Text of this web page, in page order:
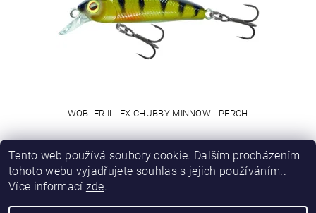
WOBLER ILLEX CHUBBY MINNOW - PERCH
293 Kč
Tento web používá soubory cookie. Dalším procházením
tohoto webu vyjadřujete souhlas s jejich používáním..
Více informací zde.